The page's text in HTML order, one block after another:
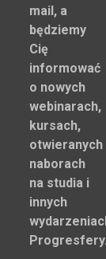
mail, a
będziemy
Cię
informować
o nowych
webinarach,
kursach,
otwieranych
naborach
na studia i
innych